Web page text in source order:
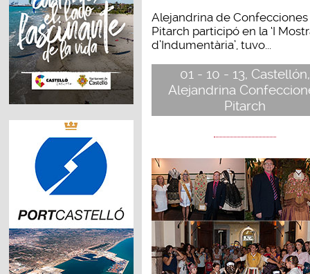
Alejandrina de Confecciones
Pitarch participó en la ‘I
d’Indumentària’, tuvo...
01 - 10 - 13, Castellón,
Alejandrina
Pitarch